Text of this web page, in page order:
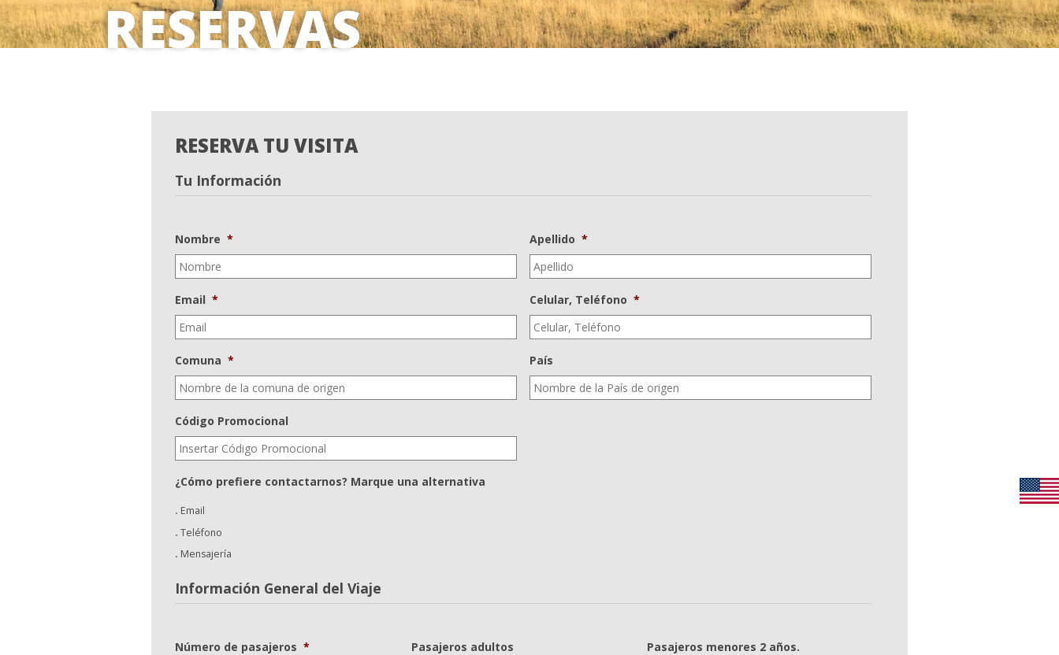
RESERVAS
RESERVA TU VISITA
Tu Información
Nombre * Apellido *
Email * Celular, Teléfono *
Comuna * País
Código Promocional
¿Cómo prefiere contactarnos? Marque una alternativa
Email
Teléfono
Mensajería
Información General del Viaje
Número de pasajeros * Pasajeros adultos Pasajeros menores 2 años.